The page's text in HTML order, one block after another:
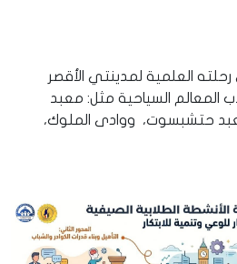
العلمية لمدينتي الأقصر
المعالم السياحية مثل: معبد
حتشبسوت، ووادى الملوك،